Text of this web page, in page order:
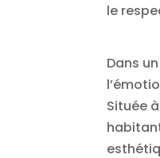
le
Dans
Située